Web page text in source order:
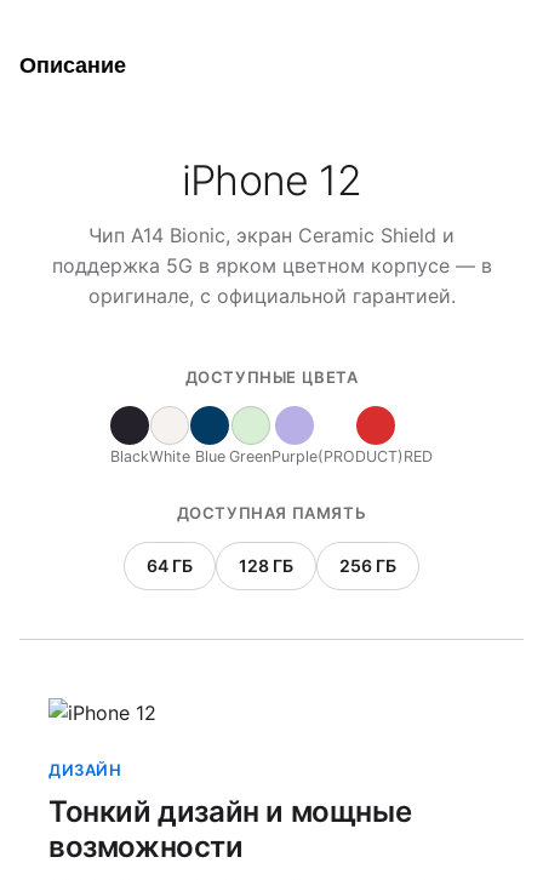
Описание
iPhone 12
Чип A14 Bionic, экран Ceramic Shield и
поддержка 5G в ярком цветном корпусе — в
оригинале, с официальной гарантией.
ДОСТУПНЫЕ ЦВЕТА
BlackWhite Blue GreenPurple(PRODUCT)RED
ДОСТУПНАЯ ПАМЯТЬ
64 ГБ 128 ГБ 256 ГБ
ДИЗАЙН
Тонкий дизайн и мощные
возможности